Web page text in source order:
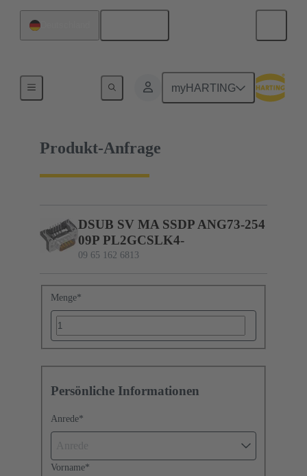
myHARTING
09 65 162 6813
Produkt-Anfrage
DSUB SV MA SSDP ANG73-254
09P PL2GCSLK4-
09 65 162 6813
Menge*
Persönliche Informationen
Anrede*
Vorname*